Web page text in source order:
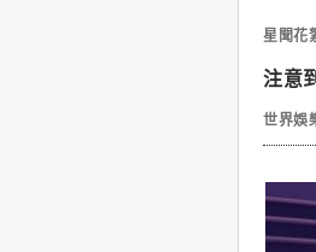
星聞花
注意
世界娛